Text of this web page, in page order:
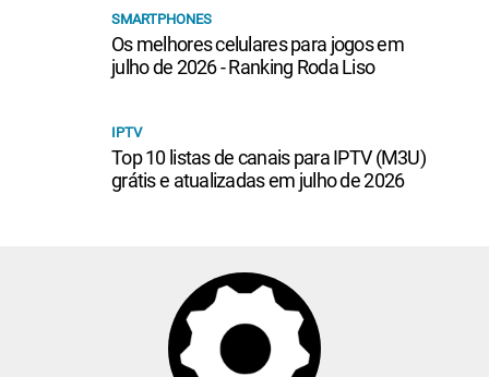
SMARTPHONES
Os melhores celulares para jogos em
julho de 2026 - Ranking Roda Liso
IPTV
Top 10 listas de canais para IPTV (M3U)
grátis e atualizadas em julho de 2026